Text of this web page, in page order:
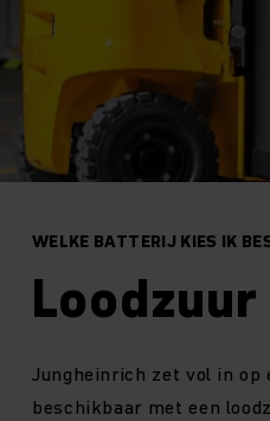
WELKE BATTERIJ KIES IK
Jungheinrich zet vol in
beschikbaar met een